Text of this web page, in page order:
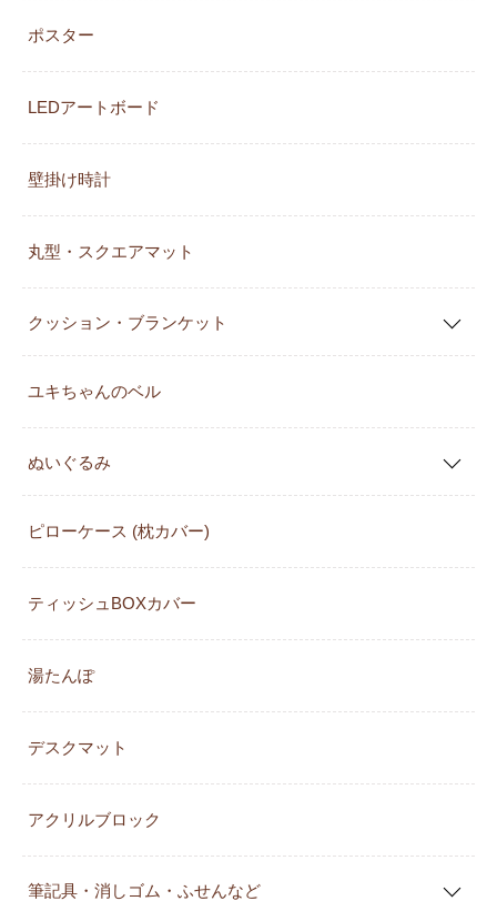
ポスター
LEDアートボード
壁掛け時計
丸型・スクエアマット
クッション・ブランケット
ユキちゃんのベル
ぬいぐるみ
ピローケース (枕カバー)
ティッシュBOXカバー
湯たんぽ
デスクマット
アクリルブロック
筆記具・消しゴム・ふせんなど